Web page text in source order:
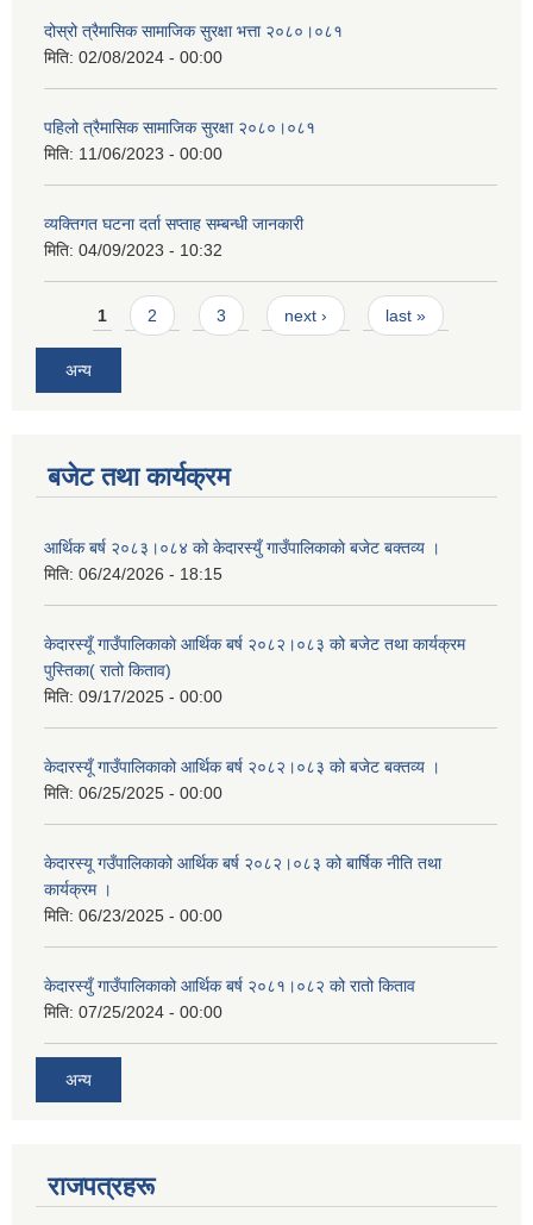
दोस्रो त्रैमासिक सामाजिक सुरक्षा भत्ता २०८०।०८१
मिति: 02/08/2024 - 00:00
पहिलो त्रैमासिक सामाजिक सुरक्षा २०८०।०८१
मिति: 11/06/2023 - 00:00
व्यक्तिगत घटना दर्ता सप्ताह सम्बन्धी जानकारी
मिति: 04/09/2023 - 10:32
Pages
1 2 3 next › last »
अन्य
बजेट तथा कार्यक्रम
आर्थिक बर्ष २०८३।०८४ को केदारस्युँ गाउँपालिकाकाे बजेट बक्तव्य ।
मिति: 06/24/2026 - 18:15
केदारस्यूँ गाउँपालिकाकाे आर्थिक बर्ष २०८२।०८३ को बजेट तथा कार्यक्रम
पुस्तिका( रातो किताव)
मिति: 09/17/2025 - 00:00
केदारस्यूँ गाउँपालिकाको आर्थिक बर्ष २०८२।०८३ को बजेट बक्तव्य ।
मिति: 06/25/2025 - 00:00
केदारस्यू गउँपालिकाको आर्थिक बर्ष २०८२।०८३ को बार्षिक नीति तथा
कार्यक्रम ।
मिति: 06/23/2025 - 00:00
केदारस्युँ गाउँपालिकाको आर्थिक बर्ष २०८१।०८२ को रातो किताव
मिति: 07/25/2024 - 00:00
अन्य
राजपत्रहरू